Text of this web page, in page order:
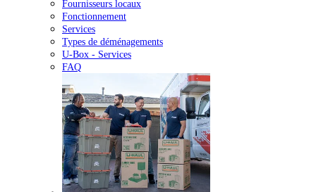
Fournisseurs locaux
Fonctionnement
Services
Types de déménagements
U-Box - Services
FAQ